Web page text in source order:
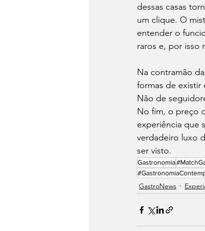
dessas casas
um clique. O
entender o
raros e, por isso
Na contramão
formas de existir
Não de
No fim, o preço
experiência que
verdadeiro luxo
ser visto.
Gastronomia
⁠GastroNews